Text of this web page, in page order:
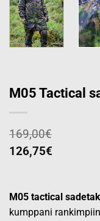
M05 Tactical
169,00€
126,75€
M05 tactical
kumppani